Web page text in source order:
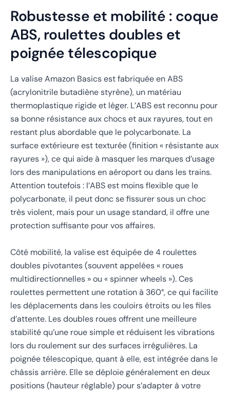
Robustesse et mobilité : coque
ABS, roulettes doubles et
poignée télescopique
La valise Amazon Basics est fabriquée enABS
(acrylonitrile butadiène styrène), un matériau
thermoplastique rigide et léger. L’ABS est reconnu pour
sa bonne résistance aux chocs et aux rayures, tout en
restant plus abordable que le polycarbonate. La
surface extérieure est texturée (finition « résistante aux
rayures »), ce qui aide à masquer les marques d’usage
lors des manipulations en aéroport ou dans les trains.
Attention toutefois : l’ABS est moins flexible que le
polycarbonate, il peut donc se fissurer sous un choc
très violent, mais pour un usage standard, il offre une
protection suffisante pour vos affaires.
Côté mobilité, la valise est équipée de4 roulettes
doubles pivotantes(souvent appelées « roues
multidirectionnelles » ou « spinner wheels »). Ces
roulettes permettent une rotation à 360°, ce qui facilite
les déplacements dans les couloirs étroits ou les files
d’attente. Les doubles roues offrent une meilleure
stabilité qu’une roue simple et réduisent les vibrations
lors du roulement sur des surfaces irrégulières. La
poignée télescopique, quant à elle, est intégrée dans le
châssis arrière. Elle se déploie généralement en deux
positions (hauteur réglable) pour s’adapter à votre